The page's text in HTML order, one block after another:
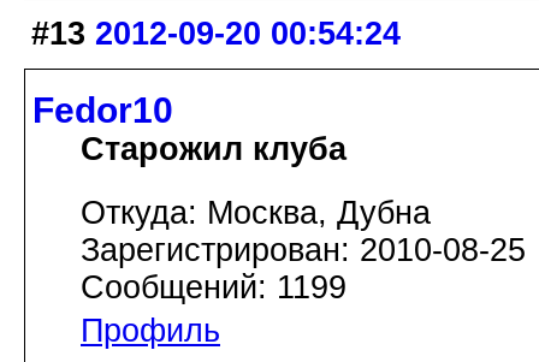
#13 2012-09-20 00:54:24
Fedor10
Старожил клуба
Откуда: Москва, Дубна
Зарегистрирован: 2010-08-25
Сообщений: 1199
Профиль